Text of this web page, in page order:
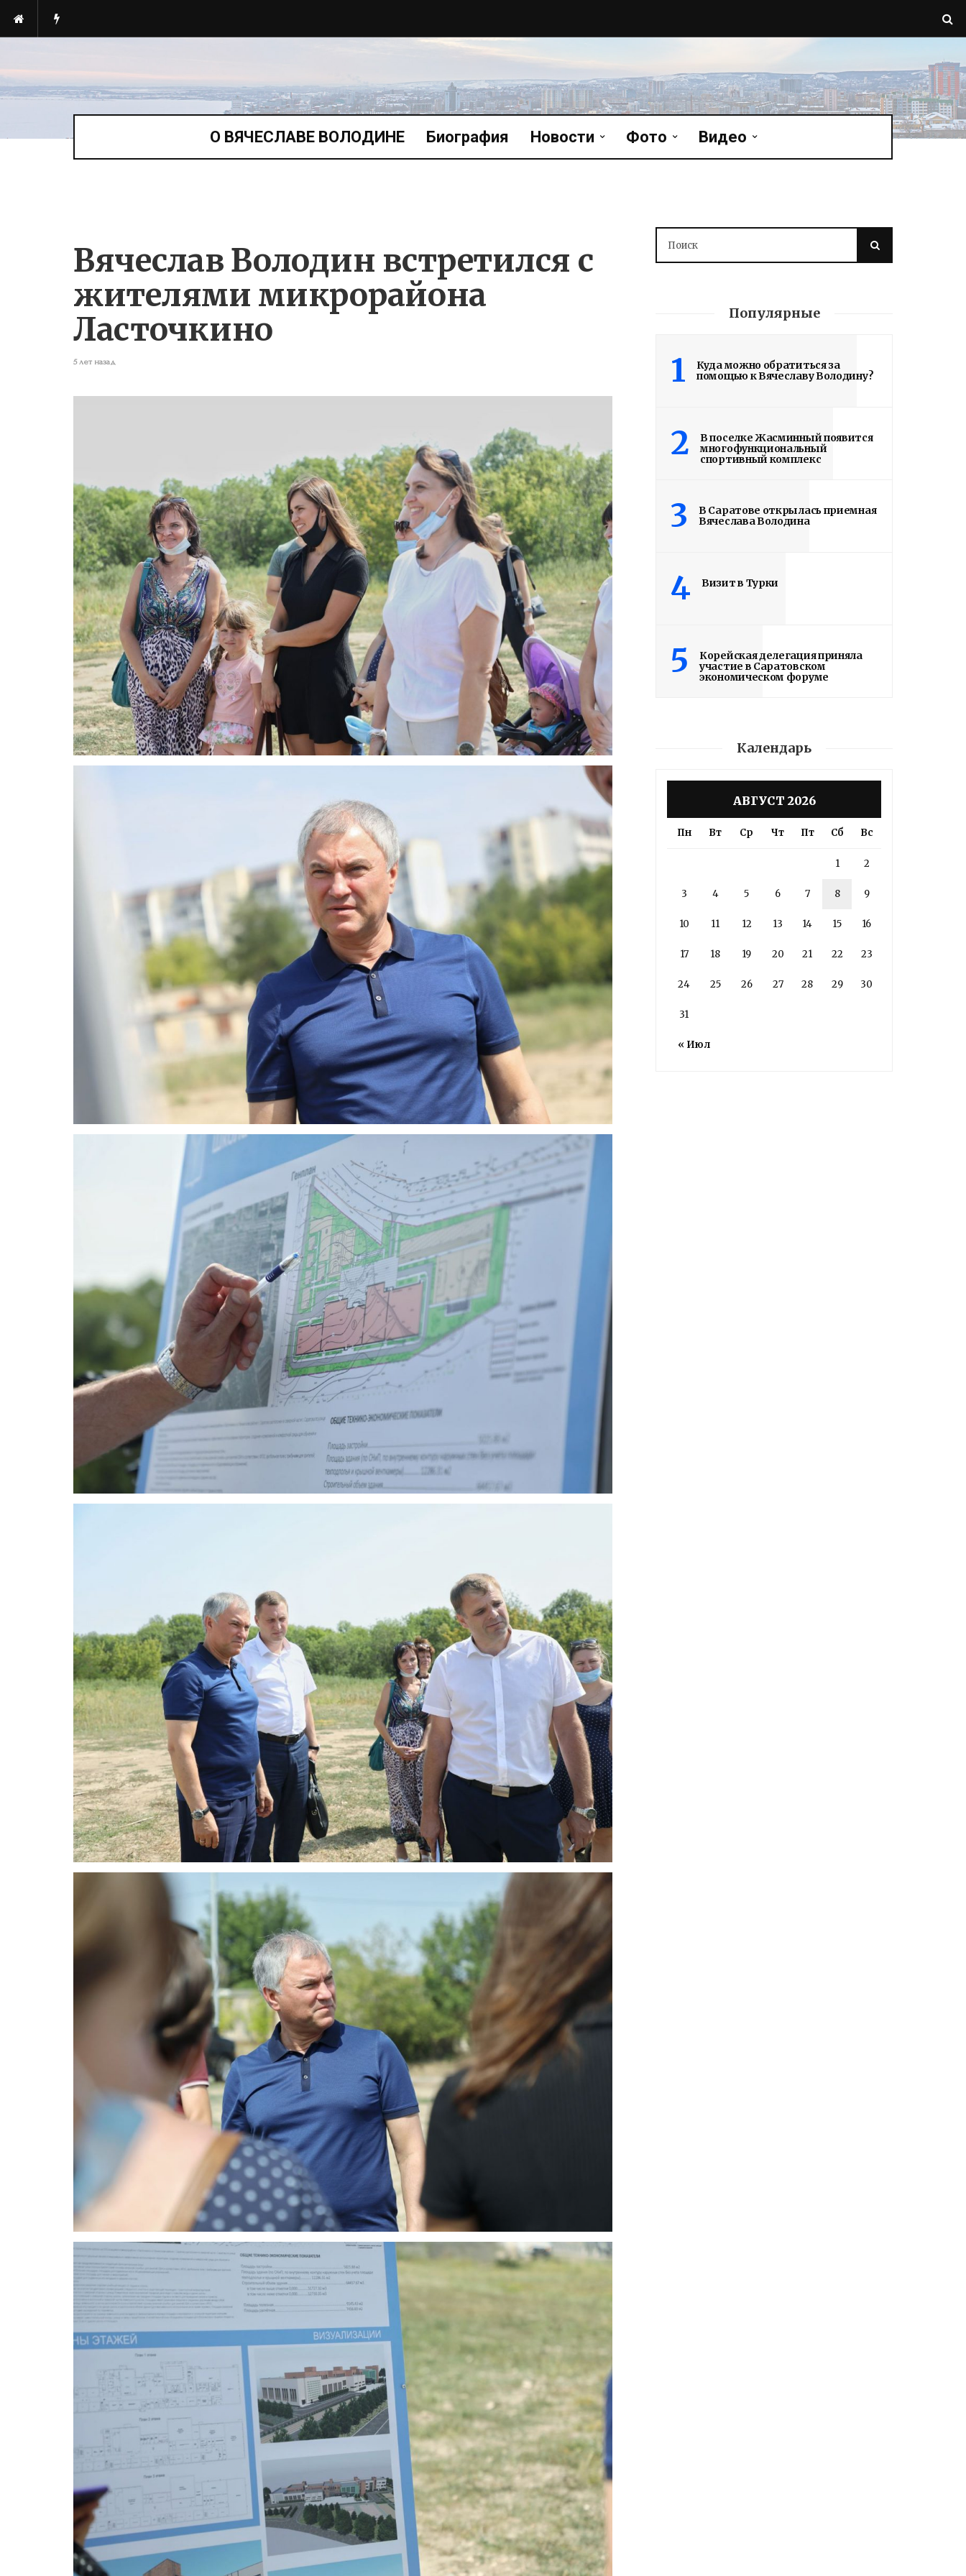
О ВЯЧЕСЛАВЕ ВОЛОДИНЕ Биография Новости Фото Видео
Вячеслав Володин встретился с
жителями микрорайона
Ласточкино
5 лет назад
Популярные
1
Куда можно обратиться за
помощью к Вячеславу Володину?
2
В поселке Жасминный появится
многофункциональный
спортивный комплекс
3
В Саратове открылась приемная
Вячеслава Володина
4 Визит в Турки
5
Корейская делегация приняла
участие в Саратовском
экономическом форуме
Календарь
АВГУСТ 2026
Пн Вт Ср Чт Пт Сб Вс
« Июл
1 2
3 4 5 6 7 8 9
10 11 12 13 14 15 16
17 18 19 20 21 22 23
24 25 26 27 28 29 30
31